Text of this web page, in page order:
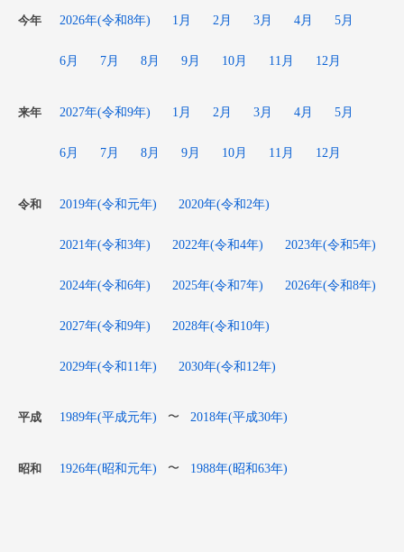
今年 2026年(令和8年) 1月 2月 3月 4月 5月
6月 7月 8月 9月 10月 11月 12月
来年 2027年(令和9年) 1月 2月 3月 4月 5月
6月 7月 8月 9月 10月 11月 12月
令和 2019年(令和元年) 2020年(令和2年)
2021年(令和3年) 2022年(令和4年) 2023年(令和5年)
2024年(令和6年) 2025年(令和7年) 2026年(令和8年)
2027年(令和9年) 2028年(令和10年)
2029年(令和11年) 2030年(令和12年)
平成 1989年(平成元年) 〜 2018年(平成30年)
昭和 1926年(昭和元年) 〜 1988年(昭和63年)